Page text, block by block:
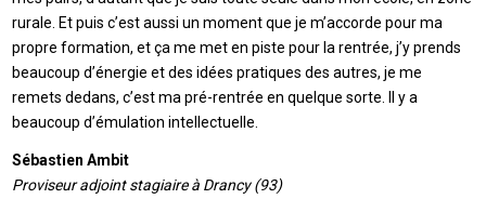
rurale. Et puis c’est aussi un moment que je m’accorde pour ma
propre formation, et ça me met en piste pour la rentrée, j’y prends
beaucoup d’énergie et des idées pratiques des autres, je me
remets dedans, c’est ma pré-rentrée en quelque sorte. Il y a
beaucoup d’émulation intellectuelle.
Sébastien Ambit
Proviseur adjoint stagiaire à Drancy (93)